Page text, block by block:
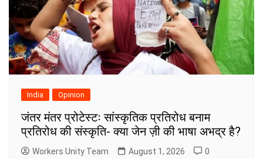
India Opinion
जंतर मंतर प्रोटेस्टः सांस्कृतिक प्रतिरोध बनाम
प्रतिरोध की संस्कृति- क्या जेन ज़ी की भाषा अभद्र है?
Workers Unity Team August 1, 2026 0